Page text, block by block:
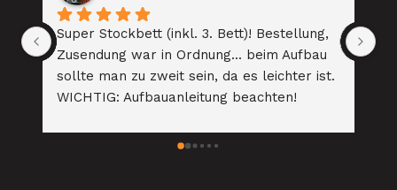
Aufbau
leichter ist.
Super tolles Kinderbett aus
Materialien zu absolut passablen
Sehr, sehr netter und kundenorientierter
Kontakt mit der Chefin. Das Bett für
wieder von Ihnen, wenn die Zeit reif ist!!!